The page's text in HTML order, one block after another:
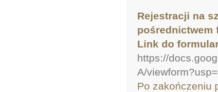
Rejestracji na
pośrednictwem
Link do
https://
A/
Po zakończeniu